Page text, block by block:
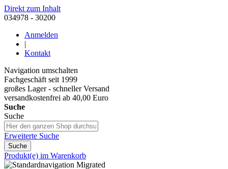
Direkt zum Inhalt
034978 - 30200
Anmelden
|
Kontakt
Navigation umschalten
Fachgeschäft seit 1999
großes Lager - schneller Versand
versandkostenfrei ab 40,00 Euro
Suche
Suche
Erweiterte Suche
Suche
Produkt(e) im Warenkorb